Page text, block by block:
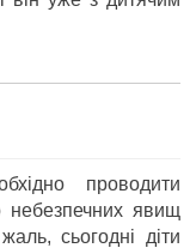
проводити
явищ
сьогодні діти